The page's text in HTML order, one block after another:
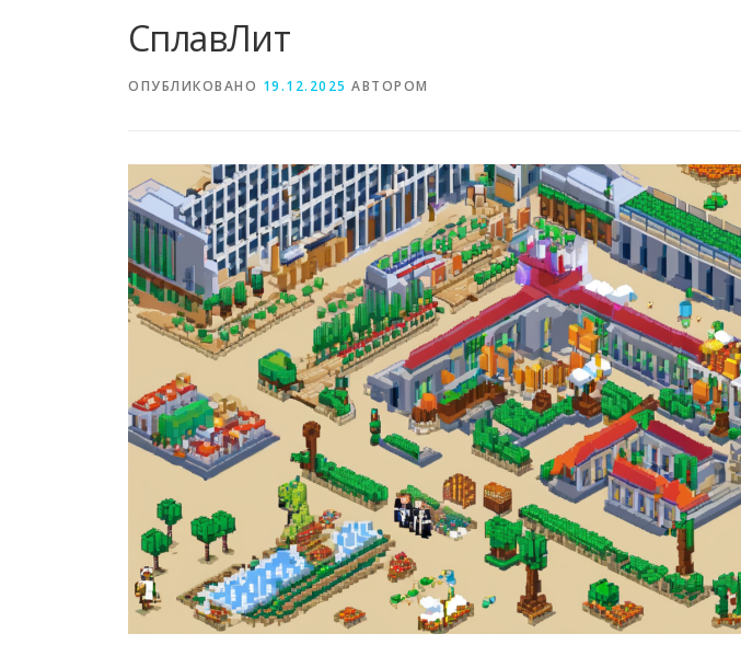
СплавЛит
ОПУБЛИКОВАНО 19.12.2025 АВТОРОМ